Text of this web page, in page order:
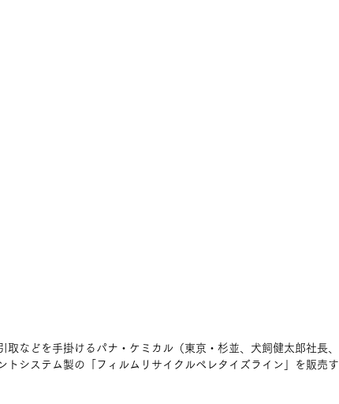
などを手掛けるパナ・ケミカル（東京・杉並、犬飼健太郎社長、
システム製の「フィルムリサイクルペレタイズライン」を販売す